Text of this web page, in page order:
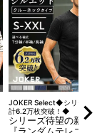
JOKER Select◆シリーズ累
計6.2万枚突破！◆
シリーズ待望の新型